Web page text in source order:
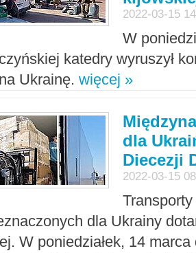
2022-03-15
W
katedry wyruszył
Ukrainę. więcej »
dla
Diecezji
2022-03-15
dla Ukrainy
W poniedziałek, 14